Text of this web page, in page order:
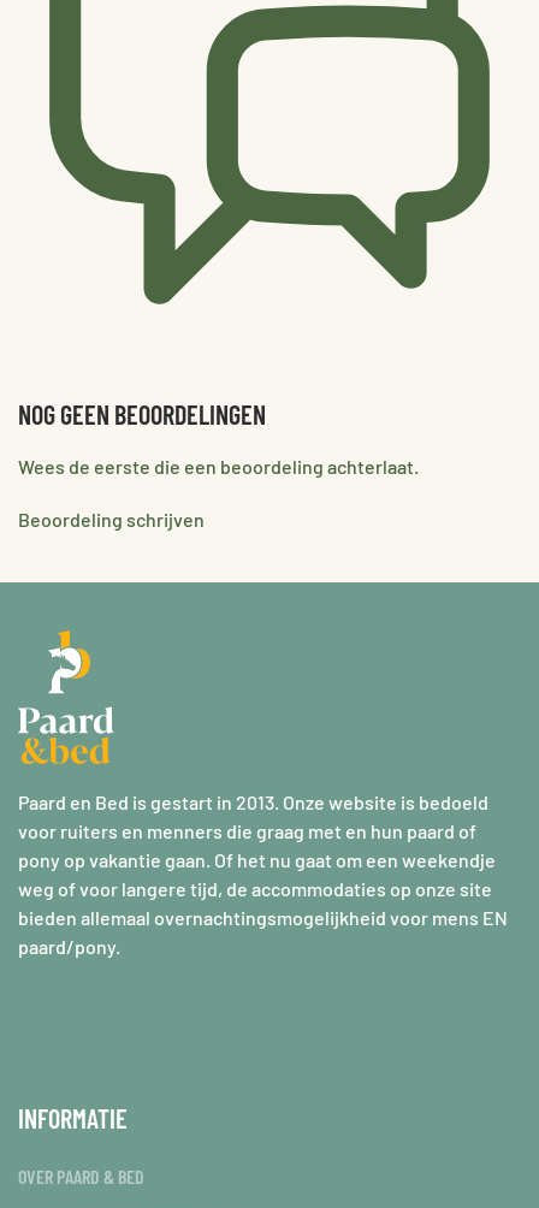
NOG GEEN BEOORDELINGEN
Wees de eerste die een beoordeling achterlaat.
Beoordeling schrijven
Paard en Bed is gestart in 2013. Onze website is bedoeld
voor ruiters en menners die graag met en hun paard of
pony op vakantie gaan. Of het nu gaat om een weekendje
weg of voor langere tijd, de accommodaties op onze site
bieden allemaal overnachtingsmogelijkheid voor mens EN
paard/pony.
INFORMATIE
OVER PAARD & BED